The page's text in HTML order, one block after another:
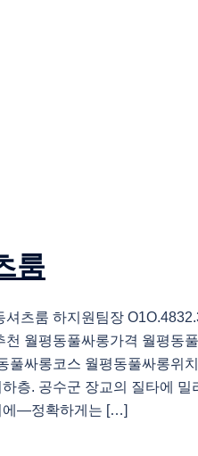
룸
츠룸 하지원팀장
월평동풀싸롱가격 월평동
풀싸롱코스 월평동풀싸롱위
층. 공수군 장교의 질타에 밀
에—정확하게는 […]